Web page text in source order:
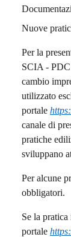
Nuove
Per la
SCIA -
cambio
utilizzato
portale
canale di
pratiche
sviluppano
Per alcune
obbligatori.
Se la pratica
portale